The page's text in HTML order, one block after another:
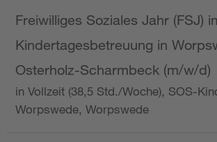
Freiwilliges Soziales Jahr (FSJ)
Kindertagesbetreuung in
Osterholz-Scharmbeck (m/w/d)
in Vollzeit (38,5 Std./Woche), SOS-
Worpswede, Worpswede